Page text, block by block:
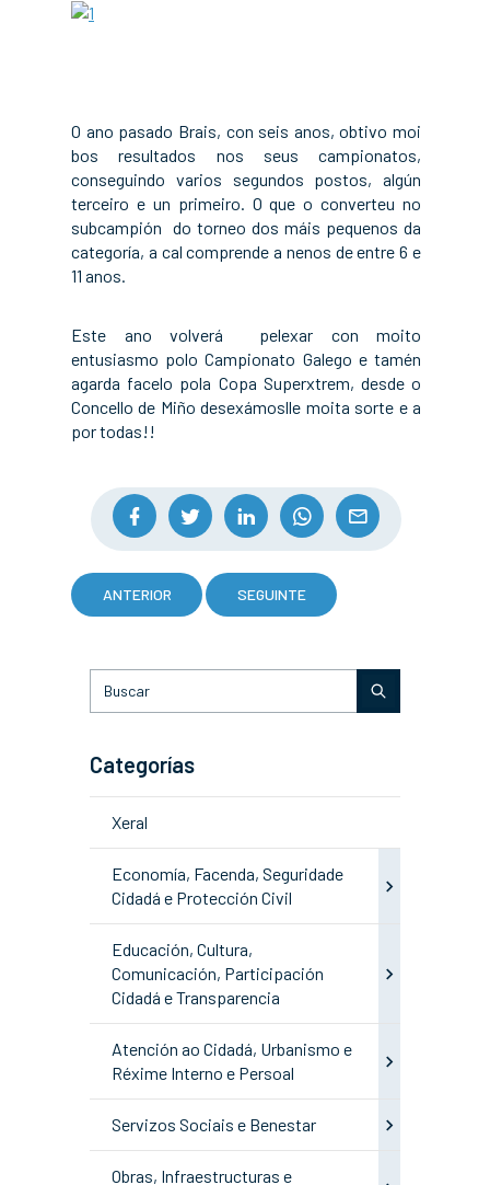
O ano pasado Brais, con seis anos, obtivo moi
bos resultados nos seus campionatos,
conseguindo varios segundos postos, algún
terceiro e un primeiro. O que o converteu no
subcampión do torneo dos máis pequenos da
categoría, a cal comprende a nenos de entre 6 e
11 anos.
Este ano volverá pelexar con moito
entusiasmo polo Campionato Galego e tamén
agarda facelo pola Copa Superxtrem, desde o
Concello de Miño desexámoslle moita sorte e a
por todas!!
ANTERIOR SEGUINTE
Categorías
Xeral
Economía, Facenda, Seguridade
Cidadá e Protección Civil
Educación, Cultura,
Comunicación, Participación
Cidadá e Transparencia
Atención ao Cidadá, Urbanismo e
Réxime Interno e Persoal
Servizos Sociais e Benestar
Obras, Infraestructuras e